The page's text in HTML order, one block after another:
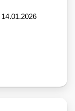
14.01.2026